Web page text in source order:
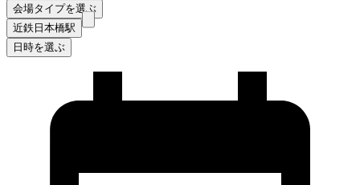
会場タイプを選ぶ
近鉄日本橋駅
日時を選ぶ